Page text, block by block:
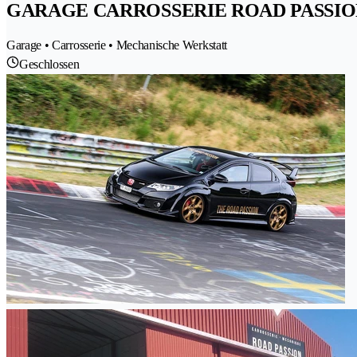
GARAGE CARROSSERIE ROAD
Garage • Carrosserie • Mechanische Werkstatt
Geschlossen